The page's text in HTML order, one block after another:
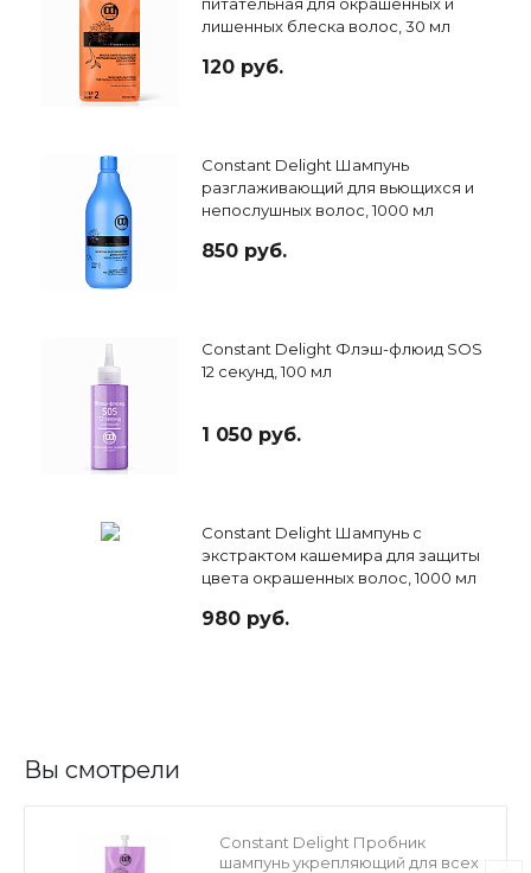
лишенных блеска волос, 30 мл
120 руб.
Constant Delight Шампунь
разглаживающий для вьющихся и
непослушных волос, 1000 мл
850 руб.
Constant Delight Флэш-флюид SOS
12 секунд, 100 мл
1 050 руб.
Constant Delight Шампунь с
экстрактом кашемира для защиты
цвета окрашенных волос, 1000 мл
980 руб.
Вы смотрели
Constant Delight Пробник
шампунь укрепляющий для всех